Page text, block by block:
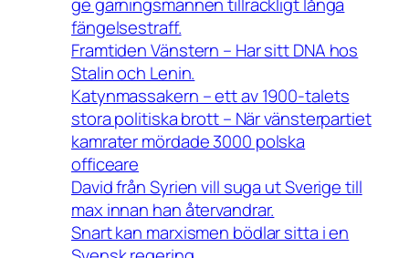
fängelsestraff.
Framtiden Vänstern – Har sitt DNA hos
Stalin och Lenin.
Katynmassakern – ett av 1900-talets
stora politiska brott – När vänsterpartiet
kamrater mördade 3000 polska
officeare
David från Syrien vill suga ut Sverige till
max innan han återvandrar.
Snart kan marxismen bödlar sitta i en